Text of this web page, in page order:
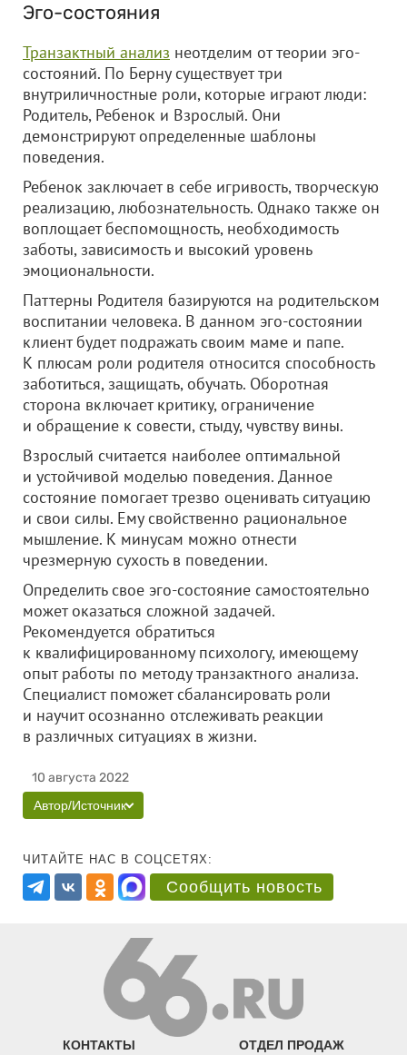
Эго-состояния
Транзактный анализ неотделим от теории эго-
состояний. По Берну существует три
внутриличностные роли, которые играют люди:
Родитель, Ребенок и Взрослый. Они
демонстрируют определенные шаблоны
поведения.
Ребенок заключает в себе игривость, творческую
реализацию, любознательность. Однако также он
воплощает беспомощность, необходимость
заботы, зависимость и высокий уровень
эмоциональности.
Паттерны Родителя базируются на родительском
воспитании человека. В данном эго-состоянии
клиент будет подражать своим маме и папе.
К плюсам роли родителя относится способность
заботиться, защищать, обучать. Оборотная
сторона включает критику, ограничение
и обращение к совести, стыду, чувству вины.
Взрослый считается наиболее оптимальной
и устойчивой моделью поведения. Данное
состояние помогает трезво оценивать ситуацию
и свои силы. Ему свойственно рациональное
мышление. К минусам можно отнести
чрезмерную сухость в поведении.
Определить свое эго-состояние самостоятельно
может оказаться сложной задачей.
Рекомендуется обратиться
к квалифицированному психологу, имеющему
опыт работы по методу транзактного анализа.
Специалист поможет сбалансировать роли
и научит осознанно отслеживать реакции
в различных ситуациях в жизни.
10 августа 2022
Автор/Источник
ЧИТАЙТЕ НАС В СОЦСЕТЯХ:
Сообщить новость
КОНТАКТЫ ОТДЕЛ ПРОДАЖ